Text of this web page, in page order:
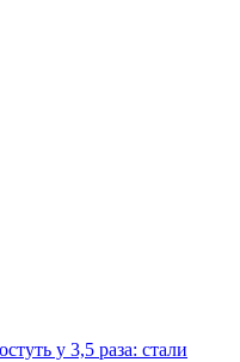
у 3,5 раза: стали